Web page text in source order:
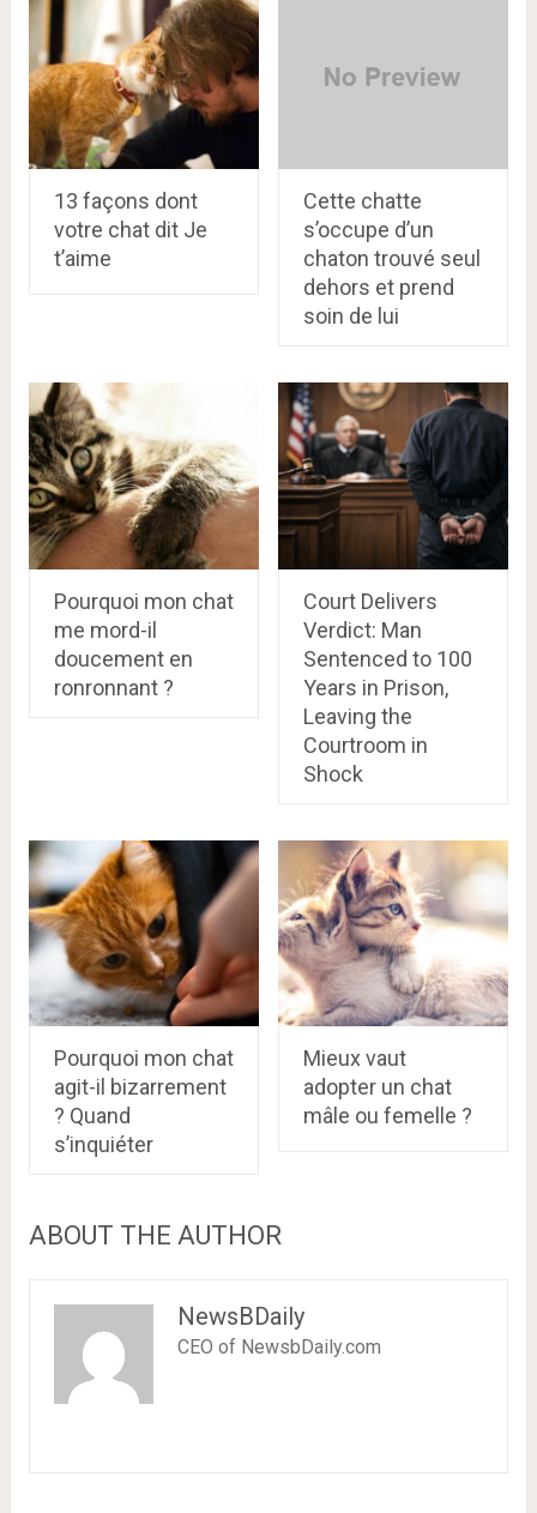
13 façons dont
votre chat dit Je
t’aime
Cette chatte
s’occupe d’un
chaton trouvé seul
dehors et prend
soin de lui
Pourquoi mon chat
me mord-il
doucement en
ronronnant ?
Court Delivers
Verdict: Man
Sentenced to 100
Years in Prison,
Leaving the
Courtroom in
Shock
Pourquoi mon chat
agit-il bizarrement
? Quand
s’inquiéter
Mieux vaut
adopter un chat
mâle ou femelle ?
ABOUT THE AUTHOR
NewsBDaily
CEO of NewsbDaily.com